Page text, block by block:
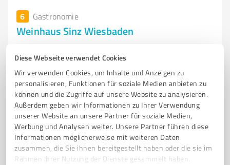
Diese Webseite verwendet Cookies
Wir verwenden Cookies, um Inhalte und Anzeigen zu
personalisieren, Funktionen für soziale Medien anbieten zu
können und die Zugriffe auf unsere Website zu analysieren.
Außerdem geben wir Informationen zu Ihrer Verwendung
unserer Website an unsere Partner für soziale Medien,
Werbung und Analysen weiter. Unsere Partner führen diese
Informationen möglicherweise mit weiteren Daten
zusammen, die Sie ihnen bereitgestellt haben oder die sie im
Rahmen Ihrer Nutzung der Dienste gesammelt haben.
6 Gastronomie
Weinhaus Sinz Wiesbaden
Genuss und Gastfreundschaft
WEINHAUS SINZ RESTAURANT WIESBADEN HOTEL RHEINGAU
REGIONALE KÜCHE SAISONALE SPEZIALITÄTEN GASTFREUNDSCHAFT
WEINREGION TERRASSE FAMILIENBETRIEB KULINARISCHE EVENTS
Herrnbergstraße 17, 65201 Wiesbaden
Tel. 0611 942890
info@weinhaus-sinz.de